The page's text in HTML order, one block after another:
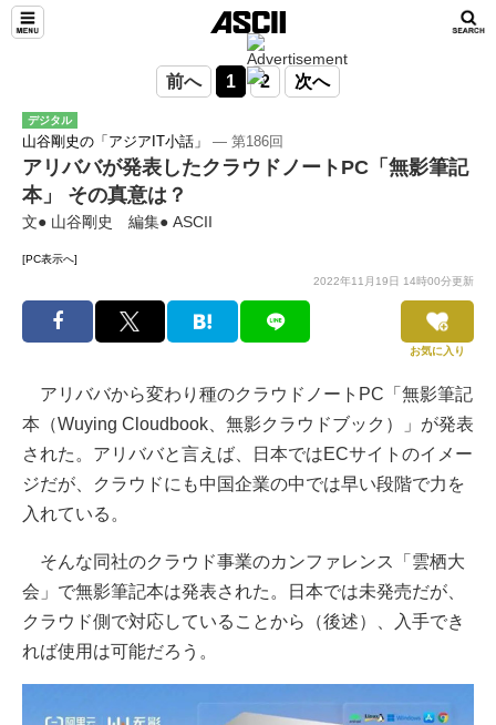
前へ 1 2 次へ
デジタル
山谷剛史の「アジアIT小話」 ― 第186回
アリババが発表したクラウドノートPC「無影筆記
本」 その真意は？
文● 山谷剛史 編集● ASCII
[PC表示へ]
2022年11月19日 14時00分更新
お気に入り
アリババから変わり種のクラウドノートPC「無影筆記
本（Wuying Cloudbook、無影クラウドブック）」が発表
された。アリババと言えば、日本ではECサイトのイメー
ジだが、クラウドにも中国企業の中では早い段階で力を
入れている。
そんな同社のクラウド事業のカンファレンス「雲栖大
会」で無影筆記本は発表された。日本では未発売だが、
クラウド側で対応していることから（後述）、入手でき
れば使用は可能だろう。